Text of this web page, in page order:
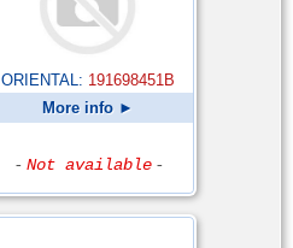
ORIENTAL: 191698451B
More info ►
- Not available -